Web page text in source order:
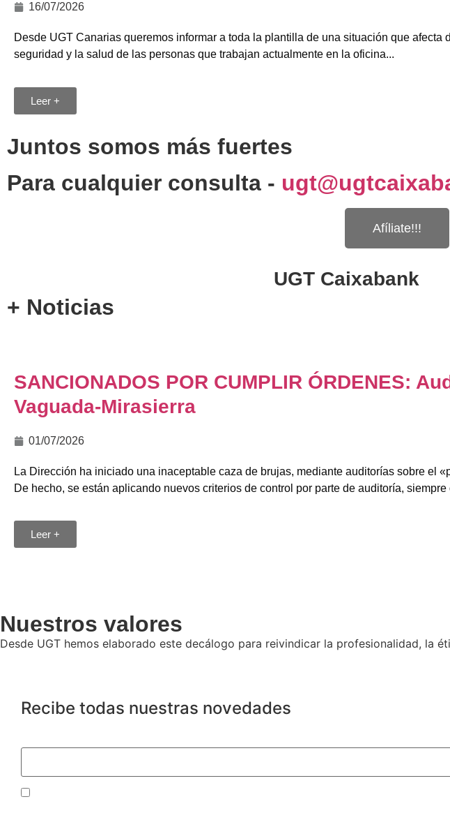
16/07/2026
Desde UGT Canarias queremos informar a toda la plantilla de una situación que afecta
seguridad y la salud de las personas que trabajan actualmente en la oficina...
Leer +
Juntos somos más fuertes
Para cualquier consulta -
Afíliate!!!
UGT Caixabank
+ Noticias
SANCIONADOS POR CUMPLIR ÓRDENES:
Vaguada-Mirasierra
01/07/2026
La Dirección ha iniciado una inaceptable caza de brujas, mediante auditorías sobre el
De hecho, se están aplicando nuevos criterios de control por parte de auditoría, siempre
Leer +
Nuestros valores
Desde UGT hemos elaborado este decálogo para reivindicar la profesionalidad, la
Recibe todas nuestras novedades